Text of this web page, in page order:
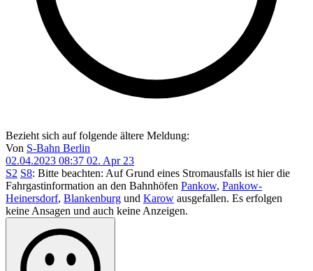
Bezieht sich auf folgende ältere Meldung:
Von S-Bahn Berlin
02.04.2023 08:37 02. Apr 23
S2 S8: Bitte beachten: Auf Grund eines Stromausfalls ist hier die
Fahrgastinformation an den Bahnhöfen Pankow, Pankow-
Heinersdorf, Blankenburg und Karow ausgefallen. Es erfolgen
keine Ansagen und auch keine Anzeigen.